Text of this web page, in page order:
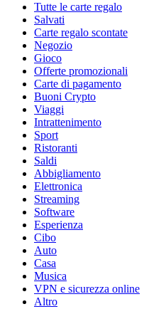
Tutte le carte regalo
Salvati
Carte regalo scontate
Negozio
Gioco
Offerte promozionali
Carte di pagamento
Buoni Crypto
Viaggi
Intrattenimento
Sport
Ristoranti
Saldi
Abbigliamento
Elettronica
Streaming
Software
Esperienza
Cibo
Auto
Casa
Musica
VPN e sicurezza online
Altro